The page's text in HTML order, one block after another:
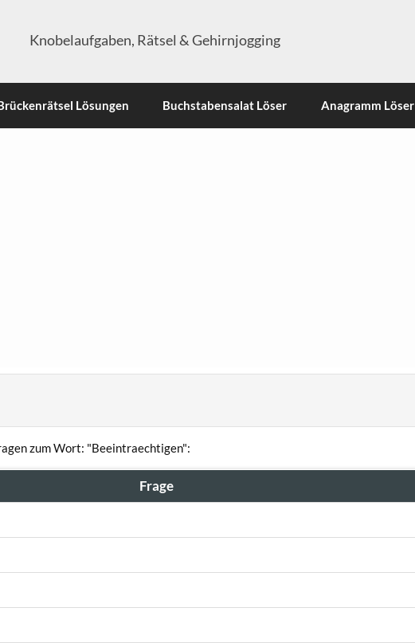
Knobelaufgaben, Rätsel & Gehirnjogging
Lösungen Buchstabensalat Löser Anagramm Löser
zum Wort: "Beeintraechtigen":
Frage